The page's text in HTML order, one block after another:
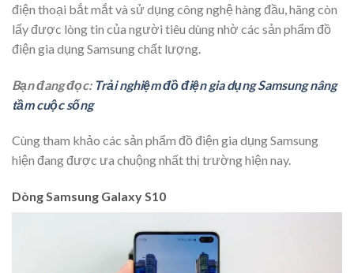
điện thoại bắt mắt và sử dụng công nghệ hàng đầu, hãng còn
lấy được lòng tin của người tiêu dùng nhờ các sản phẩm đồ
điện gia dụng Samsung chất lượng.
Bạn đang đọc: Trải nghiệm đồ điện gia dụng Samsung nâng
tầm cuộc sống
Cùng tham khảo các sản phẩm đồ điện gia dụng Samsung
hiện đang được ưa chuộng nhất thị trường hiện nay.
Dòng Samsung Galaxy S10